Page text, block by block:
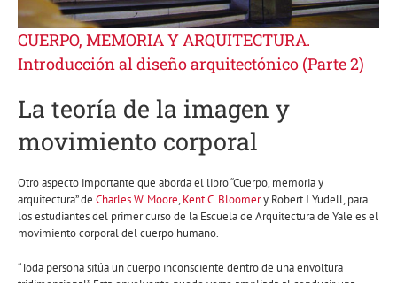
CUERPO, MEMORIA Y ARQUITECTURA.
Introducción al diseño arquitectónico (Parte 2)
La teoría de la imagen y
movimiento corporal
Otro aspecto importante que aborda el libro “Cuerpo, memoria y
arquitectura” de Charles W. Moore, Kent C. Bloomery Robert J.Yudell, para
los estudiantes del primer curso de la Escuela de Arquitectura de Yale es el
movimiento corporal del cuerpo humano.
“Toda persona sitúa un cuerpo inconsciente dentro de una envoltura